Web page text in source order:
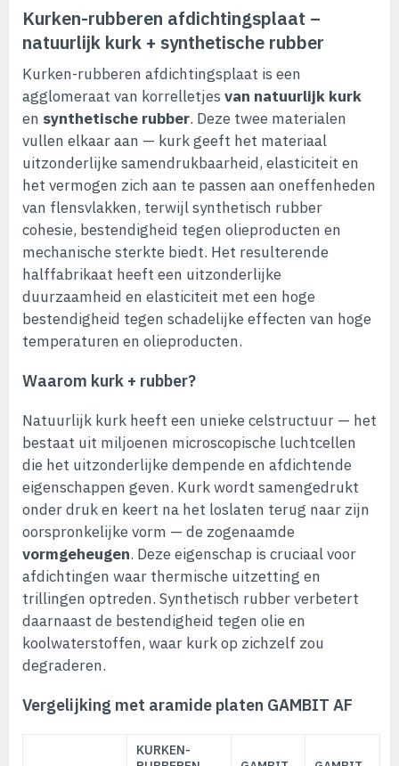
Kurken-rubberen afdichtingsplaat –
natuurlijk kurk + synthetische rubber
Kurken-rubberen afdichtingsplaat is een
agglomeraat van korrelletjes van natuurlijk kurk
en synthetische rubber. Deze twee materialen
vullen elkaar aan — kurk geeft het materiaal
uitzonderlijke samendrukbaarheid, elasticiteit en
het vermogen zich aan te passen aan oneffenheden
van flensvlakken, terwijl synthetisch rubber
cohesie, bestendigheid tegen olieproducten en
mechanische sterkte biedt. Het resulterende
halffabrikaat heeft een uitzonderlijke
duurzaamheid en elasticiteit met een hoge
bestendigheid tegen schadelijke effecten van hoge
temperaturen en olieproducten.
Waarom kurk + rubber?
Natuurlijk kurk heeft een unieke celstructuur — het
bestaat uit miljoenen microscopische luchtcellen
die het uitzonderlijke dempende en afdichtende
eigenschappen geven. Kurk wordt samengedrukt
onder druk en keert na het loslaten terug naar zijn
oorspronkelijke vorm — de zogenaamde
vormgeheugen. Deze eigenschap is cruciaal voor
afdichtingen waar thermische uitzetting en
trillingen optreden. Synthetisch rubber verbetert
daarnaast de bestendigheid tegen olie en
koolwaterstoffen, waar kurk op zichzelf zou
degraderen.
Vergelijking met aramide platen GAMBIT AF
KURKEN-